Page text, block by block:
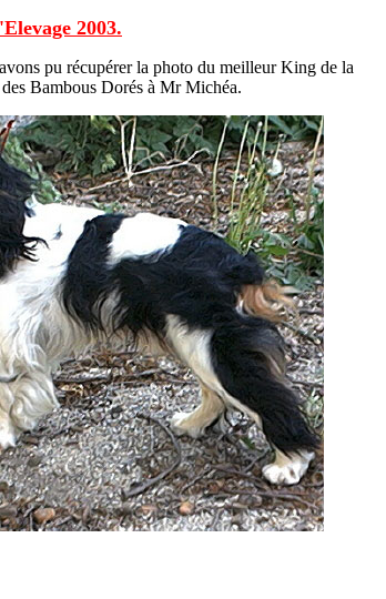
2003.
pu récupérer la photo du meilleur King de la
Bambous Dorés à Mr Michéa.